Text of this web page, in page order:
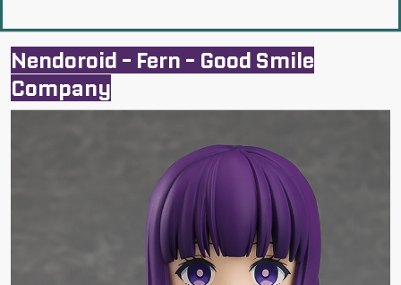
Nendoroid - Fern - Good Smile
Company